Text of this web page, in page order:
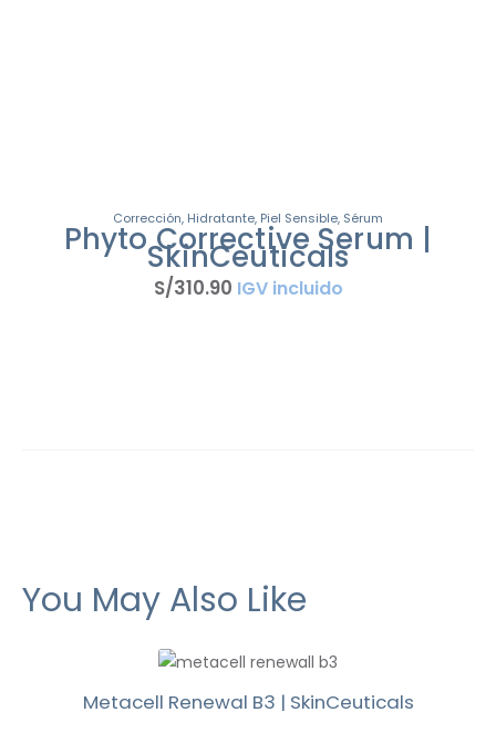
Corrección, Hidratante, Piel Sensible, Sérum
Phyto Corrective Serum |
SkinCeuticals
S/310.90 IGV incluido
You May Also Like
Metacell Renewal B3 | SkinCeuticals